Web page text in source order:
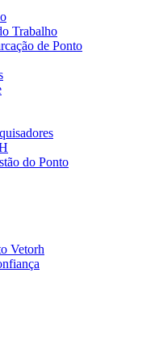
Trabalho
de Ponto
do Ponto
Vetorh